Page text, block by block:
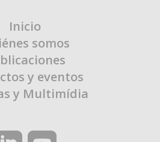
Inicio
somos
y eventos
y Multimídia